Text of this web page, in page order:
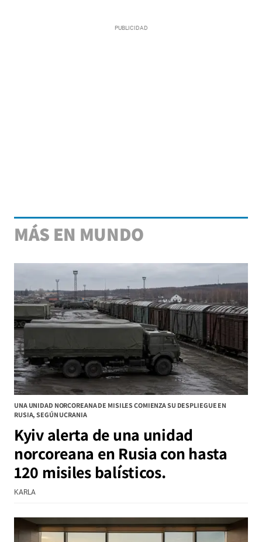
MÁS EN MUNDO
UNA UNIDAD NORCOREANA DE MISILES COMIENZA SU DESPLIEGUE EN
RUSIA, SEGÚN UCRANIA
Kyiv alerta de una unidad
norcoreana en Rusia con hasta
120 misiles balísticos.
KARLA